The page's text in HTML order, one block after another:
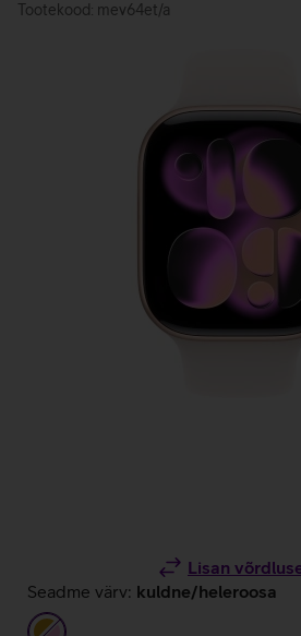
Tootekood: mev64et/a
Lisan
Seadme värv: kuldne/heleroosa
kuldne/heleroosa